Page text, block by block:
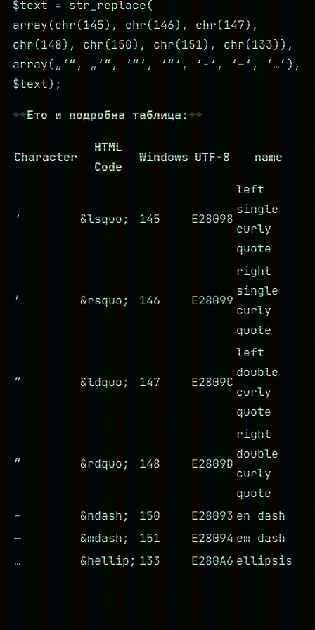
$text = str_replace(
array(chr(145), chr(146), chr(147),
chr(148), chr(150), chr(151), chr(133)),
array(„‘“, „‘“, ‘“‘, ‘“‘, ‘-‘, ‘–‘, ‘…’),
$text);
Ето и подробна таблица:
Character
HTML
Code
Windows UTF-8 name
‘ &lsquo; 145 E28098
left
single
curly
quote
’ &rsquo; 146 E28099
right
single
curly
quote
“ &ldquo; 147 E2809C
left
double
curly
quote
” &rdquo; 148 E2809D
right
double
curly
quote
–
&ndash; 150 E28093 en dash
—
&mdash; 151 E28094 em dash
…
&hellip; 133 E280A6 ellipsis